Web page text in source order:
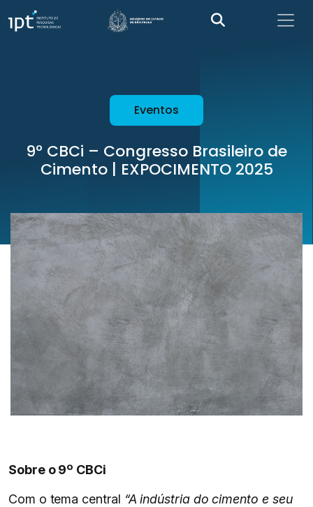
Eventos
9º CBCi – Congresso Brasileiro de
Cimento | EXPOCIMENTO 2025
Sobre o 9º CBCi
Com o tema central “A indústria do cimento e seu